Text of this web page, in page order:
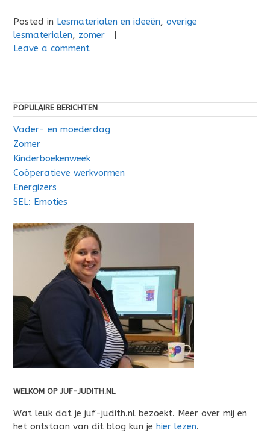
Posted in Lesmaterialen en ideeën, overige
lesmaterialen, zomer
Leave a comment
POPULAIRE BERICHTEN
Vader- en moederdag
Zomer
Kinderboekenweek
Coöperatieve werkvormen
Energizers
SEL: Emoties
WELKOM OP JUF-JUDITH.NL
Wat leuk dat je juf-judith.nl bezoekt. Meer over mij en
het ontstaan van dit blog kun je hier lezen.